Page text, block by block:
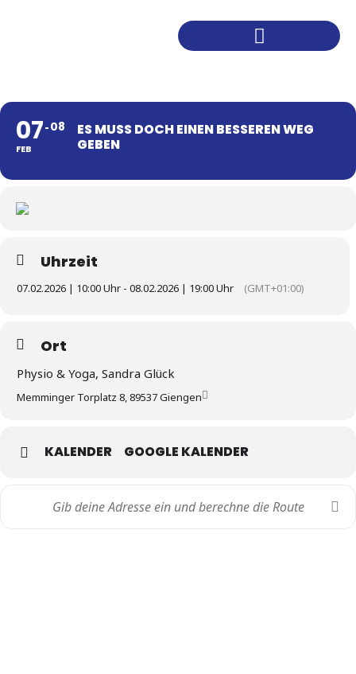
07
FEB
08
ES MUSS DOCH EINEN BESSEREN WEG
GEBEN
Uhrzeit
07.02.2026 | 10:00 Uhr - 08.02.2026 | 19:00 Uhr (GMT+01:00)
Ort
Physio & Yoga, Sandra Glück
Memminger Torplatz 8, 89537 Giengen
KALENDER GOOGLE KALENDER